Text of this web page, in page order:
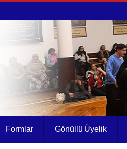
Formlar Gönüllü Üyelik